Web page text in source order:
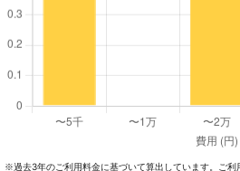
※過去3年のご利⽤料⾦に基づいて算出しています。ご